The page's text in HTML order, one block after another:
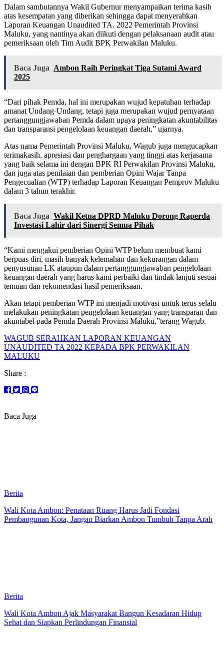
Dalam sambutannya Wakil Gubernur menyampaikan terima kasih
atas kesempatan yang diberikan sehingga dapat menyerahkan
Laporan Keuangan Unaudited TA. 2022 Pemerintah Provinsi
Maluku, yang nantinya akan diikuti dengan pelaksanaan audit atau
pemeriksaan oleh Tim Audit BPK Perwakilan Maluku.
Baca Juga Ambon Raih Peringkat Tiga Sutami Award
2025
“Dari pihak Pemda, hal ini merupakan wujud kepatuhan terhadap
amanat Undang-Undang, tetapi juga merupakan wujud pernyataan
pertanggungjawaban Pemda dalam upaya peningkatan akuntabilitas
dan transparansi pengelolaan keuangan daerah,” ujarnya.
Atas nama Pemerintah Provinsi Maluku, Wagub juga mengucapkan
terimakasih, apresiasi dan penghargaan yang tinggi atas kerjasama
yang baik selama ini dengan BPK RI Perwakilan Provinsi Maluku,
dan juga atas penilaian dan pemberian Opini Wajar Tanpa
Pengecualian (WTP) terhadap Laporan Keuangan Pemprov Maluku
dalam 3 tahun terakhir.
Baca Juga Wakil Ketua DPRD Maluku Dorong Raperda
Investasi Lahir dari Sinergi Semua Pihak
“Kami mengakui pemberian Opini WTP belum membuat kami
berpuas diri, masih banyak kelemahan dan kekurangan dalam
penyusunan LK ataupun dalam pertanggungjawaban pengelolaan
keuangan daerah yang harus kami perbaiki dan tindak lanjuti sesuai
temuan dan rekomendasi hasil pemeriksaan.
Akan tetapi pemberian WTP ini menjadi motivasi untuk terus selalu
melakukan peningkatan pengelolaan keuangan yang transparan dan
akuntabel pada Pemda Daerah Provinsi Maluku,”terang Wagub.
WAGUB SERAHKAN LAPORAN KEUANGAN
UNAUDITED TA 2022 KEPADA BPK PERWAKILAN
MALUKU
Share :
Baca Juga
Berita
Wali Kota Ambon: Penataan Ruang Harus Jadi Fondasi
Pembangunan Kota, Jangan Biarkan Ambon Tumbuh Tanpa Arah
Berita
Wali Kota Ambon Ajak Masyarakat Bangun Kesadaran Hidup
Sehat dan Siapkan Perlindungan Finansial